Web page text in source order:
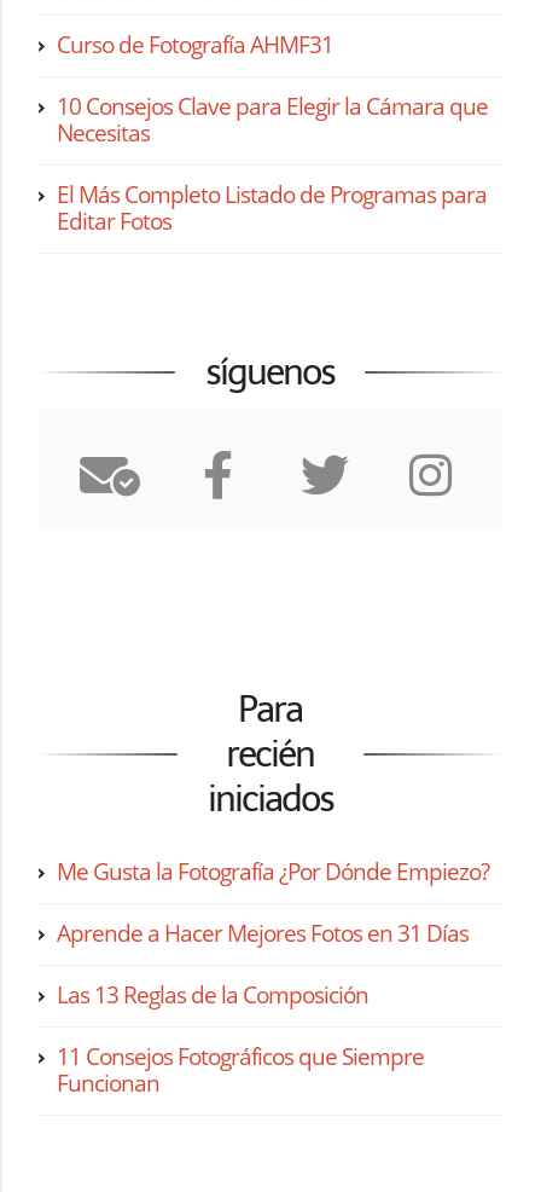
Curso de Fotografía AHMF31
10 Consejos Clave para Elegir la Cámara que
Necesitas
El Más Completo Listado de Programas para
Editar Fotos
síguenos
Para
recién
iniciados
Me Gusta la Fotografía ¿Por Dónde Empiezo?
Aprende a Hacer Mejores Fotos en 31 Días
Las 13 Reglas de la Composición
11 Consejos Fotográficos que Siempre
Funcionan